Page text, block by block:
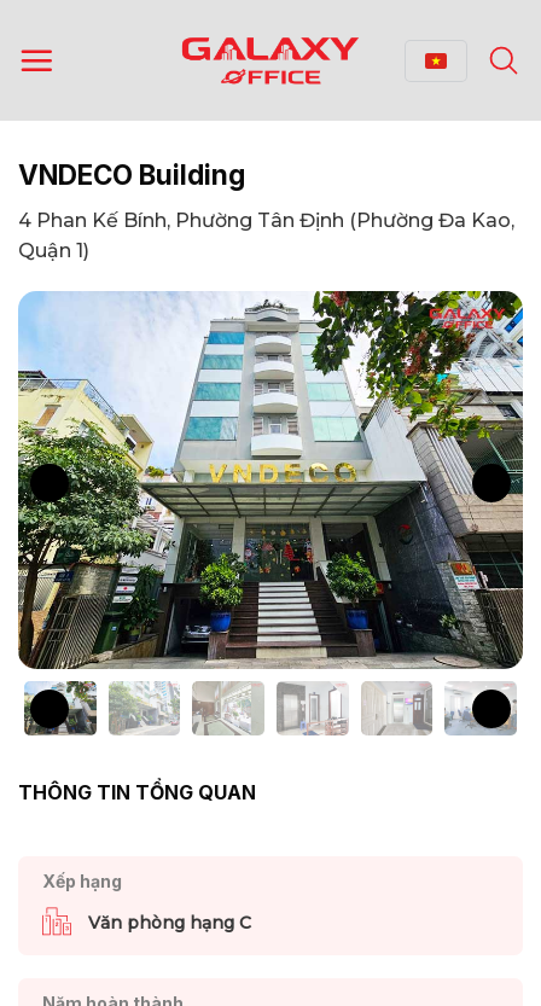
qua
nội
VNDECO Building
4 Phan Kế Bính, Phường Tân Định (Phường Đa Kao,
Quận 1)
THÔNG TIN TỔNG QUAN
Xếp hạng
Văn phòng hạng C